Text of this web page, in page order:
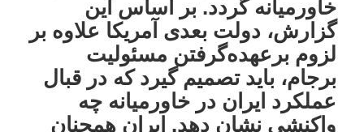
خاورمیانه گردد. بر اساس این
گزارش، دولت بعدی آمریکا علاوه بر
لزوم برعهده‌گرفتن مسئولیت
برجام، باید تصمیم گیرد که در قبال
عملکرد ایران در خاورمیانه چه
واکنشی نشان دهد. ایران همچنان